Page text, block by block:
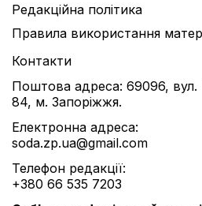
Редакційна політика
Правила використання
Контакти
Поштова адреса: 69096, вул.
84, м. Запоріжжя.
Електронна адреса:
soda.zp.ua@gmail.com
Телефон редакції:
+380 66 535 7203